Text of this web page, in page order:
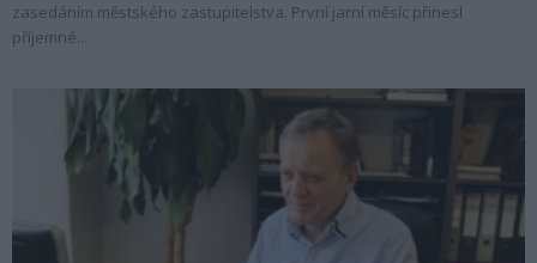
zasedáním městského zastupitelstva. První jarní měsíc přinesl
příjemné...